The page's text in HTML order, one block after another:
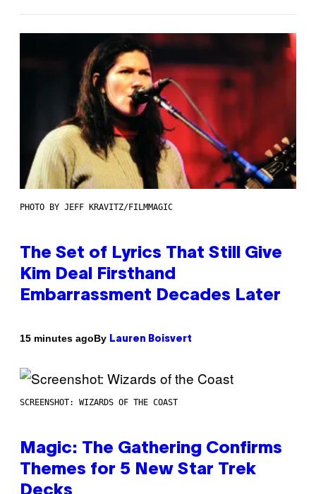
PHOTO BY JEFF KRAVITZ/FILMMAGIC
The Set of Lyrics That Still Give
Kim Deal Firsthand
Embarrassment Decades Later
15 minutes agoBy Lauren Boisvert
SCREENSHOT: WIZARDS OF THE COAST
Magic: The Gathering Confirms
Themes for 5 New Star Trek